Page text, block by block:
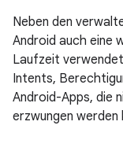
Neben den
Android auch eine
Laufzeit
Intents,
Android-Apps, die
erzwungen werden